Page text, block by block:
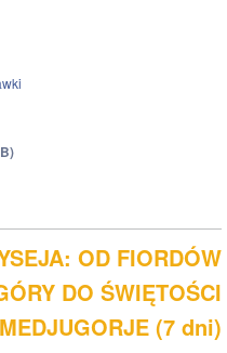
OD FIORDÓW
DO ŚWIĘTOŚCI
MEDJUGORJE (7 dni)